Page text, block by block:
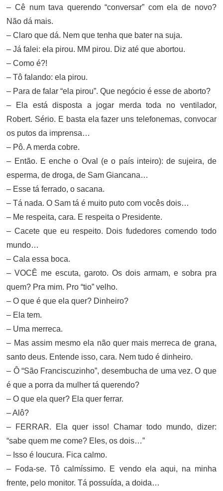
– Cê num tava querendo “conversar” com ela de novo?
Não dá mais.
– Claro que dá. Nem que tenha que bater na suja.
– Já falei: ela pirou. MM pirou. Diz até que abortou.
– Como é?!
– Tô falando: ela pirou.
– Para de falar “ela pirou”. Que negócio é esse de aborto?
– Ela está disposta a jogar merda toda no ventilador,
Robert. Sério. E basta ela fazer uns telefonemas, convocar
os putos da imprensa…
– Pô. A merda cobre.
– Então. E enche o Oval (e o país inteiro): de sujeira, de
esperma, de droga, de Sam Giancana…
– Esse tá ferrado, o sacana.
– Tá nada. O Sam tá é muito puto com vocês dois…
– Me respeita, cara. E respeita o Presidente.
– Cacete que eu respeito. Dois fudedores comendo todo
mundo…
– Cala essa boca.
– VOCÊ me escuta, garoto. Os dois armam, e sobra pra
quem? Pra mim. Pro “tio” velho.
– O que é que ela quer? Dinheiro?
– Ela tem.
– Uma merreca.
– Mas assim mesmo ela não quer mais merreca de grana,
santo deus. Entende isso, cara. Nem tudo é dinheiro.
– Ô “São Franciscuzinho”, desembucha de uma vez. O que
é que a porra da mulher tá querendo?
– O que ela quer? Ela quer ferrar.
– Alô?
– FERRAR. Ela quer isso! Chamar todo mundo, dizer:
“sabe quem me come? Eles, os dois…”
– Isso é loucura. Fica calmo.
– Foda-se. Tô calmíssimo. E vendo ela aqui, na minha
frente, pelo monitor. Tá possuída, a doida…